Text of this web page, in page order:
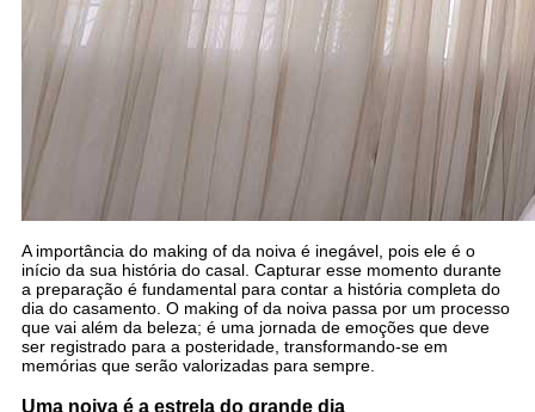
A importância do making of da noiva é inegável, pois ele é o
início da sua história do casal. Capturar esse momento durante
a preparação é fundamental para contar a história completa do
dia do casamento. O making of da noiva passa por um processo
que vai além da beleza; é uma jornada de emoções que deve
ser registrado para a posteridade, transformando-se em
memórias que serão valorizadas para sempre.
Uma noiva é a estrela do grande dia